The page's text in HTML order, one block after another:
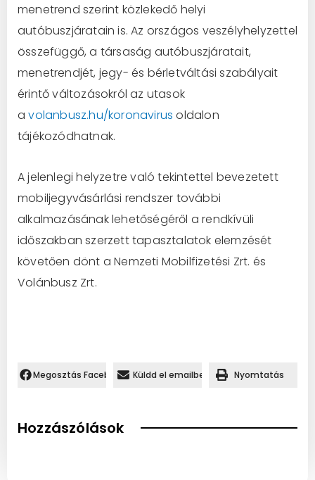
menetrend szerint közlekedő helyi
autóbuszjáratain is. Az országos veszélyhelyzettel
összefüggő, a társaság autóbuszjáratait,
menetrendjét, jegy- és bérletváltási szabályait
érintő változásokról az utasok
avolanbusz.hu/koronavirus oldalon
tájékozódhatnak.
A jelenlegi helyzetre való tekintettel bevezetett
mobiljegyvásárlási rendszer további
alkalmazásának lehetőségéről a rendkívüli
időszakban szerzett tapasztalatok elemzését
követően dönt a Nemzeti Mobilfizetési Zrt. és
Volánbusz Zrt.
Megosztás Facebookon.Küldd el emailben Nyomtatás
Hozzászólások